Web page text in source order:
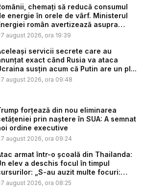
chemați să reducă consumul
energie în orele de vârf. Ministerul
român avertizează asupra
august 2026, ora 19:39
servicii secrete care au
exact când Rusia va ataca
susțin acum că Putin are un pl...
august 2026, ora 09:48
forțează din nou eliminarea
prin naștere în SUA: A semnat
ordine executive
august 2026, ora 09:24
armat într-o școală din Thailanda:
elev a deschis focul în timpul
„S-au auzit multe focuri:
august 2026, ora 08:25